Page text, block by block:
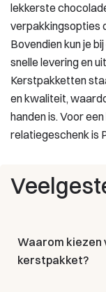
lekkerste
verpakkingsopties
Bovendien kun je
snelle levering en
Kerstpakketten
en kwaliteit,
handen is. Voor
relatiegeschenk is
Waarom kiezen
kerstpakket?